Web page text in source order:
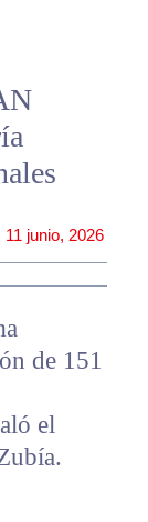
11 junio, 2026
de 151
el